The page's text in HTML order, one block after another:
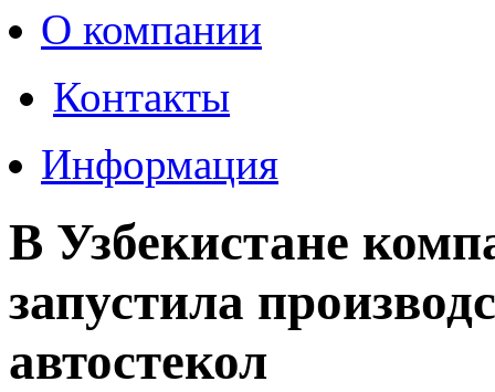
О компании
Контакты
Информация
В Узбекистане
запустила
автостекол